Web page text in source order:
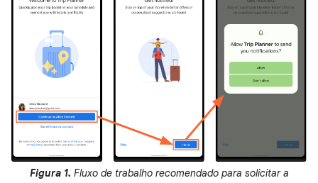
Figura 1. Fluxo de trabalho recomendado para solicitar a